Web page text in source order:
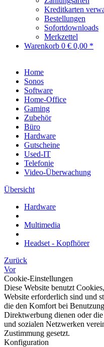
Kreditkarten
Bestellungen
Sofortdownloads
Merkzettel
Warenkorb 0 € 0,00 *
Home
Sonos
Software
Home-Office
Gaming
Zubehör
Büro
Hardware
Gutscheine
Used-IT
Telefonie
Video-Überwachung
Übersicht
Hardware
Multimedia
Headset - Kopfhörer
Zurück
Vor
Cookie-Einstellungen
Diese Website benutzt
Website erforderlich sind und
die den Komfort bei
Direktwerbung dienen oder
und sozialen Netzwerken
Zustimmung gesetzt.
Konfiguration